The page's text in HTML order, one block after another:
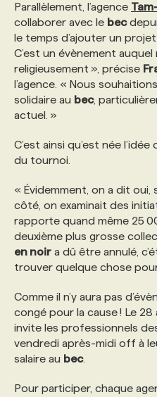
Parallèlement, l’agence
collaborer avec le bec
le temps d’ajouter un
C’est un évènement
religieusement », précise
l’agence. « Nous
solidaire au bec,
actuel. »
C’est ainsi qu’est née
du tournoi.
« Évidemment, on a dit oui,
côté, on examinait des
rapporte quand même 25
deuxième plus grosse
en noir a dû être annulé,
trouver quelque chose
Comme il n’y aura pas
congé pour la cause ! Le 28
invite les professionnels
vendredi après-midi off à
salaire au bec.
Pour participer, chaque